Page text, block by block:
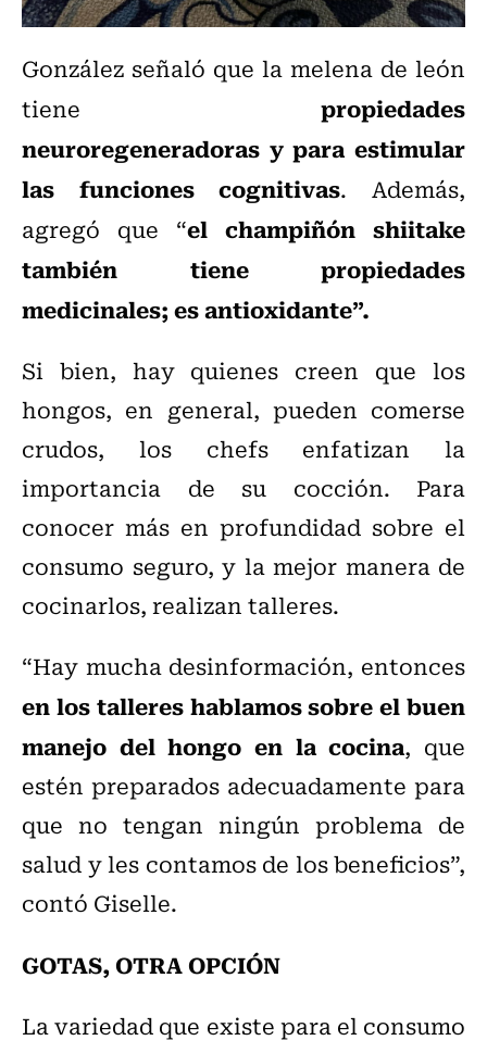
González señaló que la melena de león
tiene propiedades
neuroregeneradoras y para estimular
las funciones cognitivas. Además,
agregó que “el champiñón shiitake
también tiene propiedades
medicinales; es antioxidante”.
Si bien, hay quienes creen que los
hongos, en general, pueden comerse
crudos, los chefs enfatizan la
importancia de su cocción. Para
conocer más en profundidad sobre el
consumo seguro, y la mejor manera de
cocinarlos, realizan talleres.
“Hay mucha desinformación, entonces
en los talleres hablamos sobre el buen
manejo del hongo en la cocina, que
estén preparados adecuadamente para
que no tengan ningún problema de
salud y les contamos de los beneficios”,
contó Giselle.
GOTAS, OTRA OPCIÓN
La variedad que existe para el consumo